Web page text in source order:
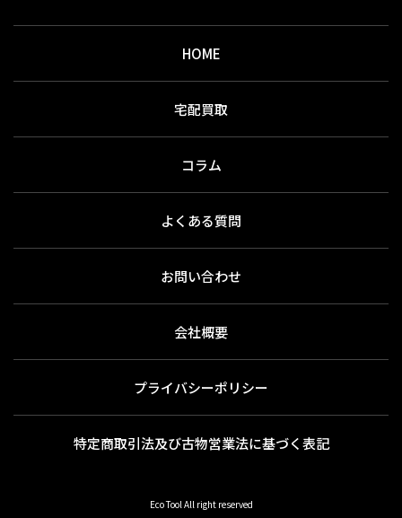
HOME
宅配買取
コラム
よくある質問
お問い合わせ
会社概要
プライバシーポリシー
特定商取引法及び古物営業法に基づく表記
Eco Tool All right reserved